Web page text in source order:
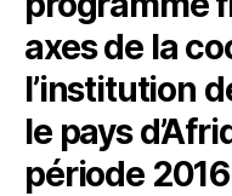
axes de la
l’institution
le pays
période